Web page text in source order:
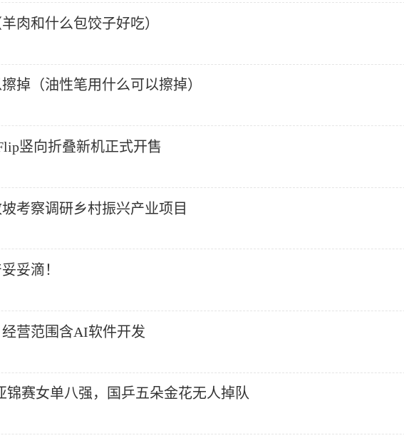
肉和什么包饺子好吃）
掉（油性笔用什么可以擦掉）
竖向折叠新机正式开售
考察调研乡村振兴产业项目
妥滴！
营范围含AI软件开发
锦赛女单八强，国乒五朵金花无人掉队